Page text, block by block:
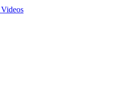
Videos